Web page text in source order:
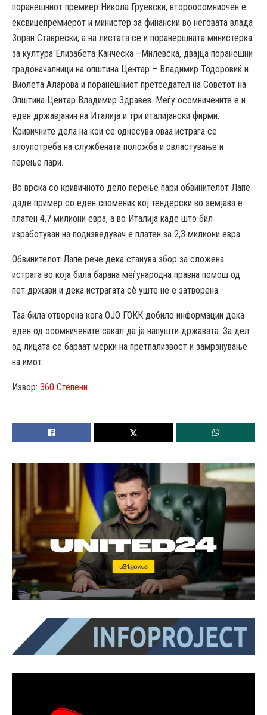
поранешниот премиер Никола Груевски, второосомниочен е
ексвицепремиерот и министер за финансии во неговата влада
Зоран Ставрески, а на листата се и поранершната министерка
за култура Елизабета Канческа –Милевска, двајца поранешни
градоначалници на општина Центар – Владимир Тодоровиќ и
Виолета Аларова и поранешниот претседател на Советот на
Општина Центар Владимир Здравев. Меѓу осомничените е и
еден државјанин на Италија и три италијански фирми.
Кривичните дела на кои се однесува оваа истрага се
злоупотреба на службената положба и овластување и
перење пари.
Во врска со кривичното дело перење пари обвинителот Лапе
даде пример со еден споменик кој тендерски во земјава е
платен 4,7 милиони евра, а во Италија каде што бил
изработуван на подизведувач е платен за 2,3 милиони евра.
Обвинителот Лапе рече дека станува збор за сложена
истрага во која била барана меѓународна правна помош од
пет држави и дека истрагата сè уште не е затворена.
Таа била отворена кога ОЈО ГОКК добило информации дека
еден од осомничените сакал да ја напушти државата. За дел
од лицата се бараат мерки на претпализвост и замрзнување
на имот.
Извор: 360 Степени